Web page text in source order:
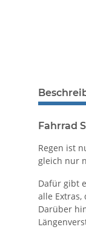
Fahrrad
Regen ist
gleich nur
Dafür gibt
alle
Darüber